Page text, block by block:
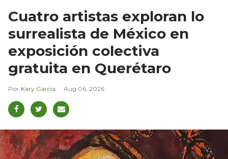
Cuatro artistas exploran lo
surrealista de México en
exposición colectiva
gratuita en Querétaro
Kary García Aug 06, 2026